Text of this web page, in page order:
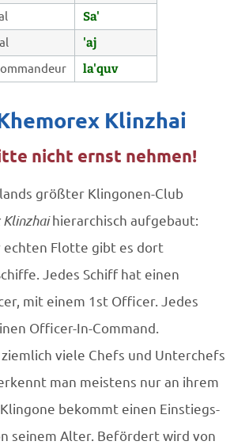
Sa'
'aj
la'quv
Klinzhai
nicht ernst nehmen!
größter Klingonen-Club
Klinzhaihierarchisch aufgebaut:
echten Flotte gibt es dort
Jedes Schiff hat einen
mit einem 1st Officer. Jedes
Officer-In-Command.
viele Chefs und Unterchefs
man meistens nur an ihrem
bekommt einen Einstiegs-
seinem Alter. Befördert wird von